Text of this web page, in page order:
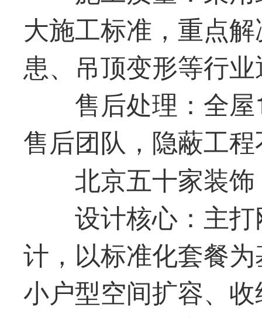
大施工标准，重点
患、吊顶变形等行
售后处理：全
售后团队，隐蔽工
北京五十家装饰
设计核心：主
计，以标准化套餐
小户型空间扩容、